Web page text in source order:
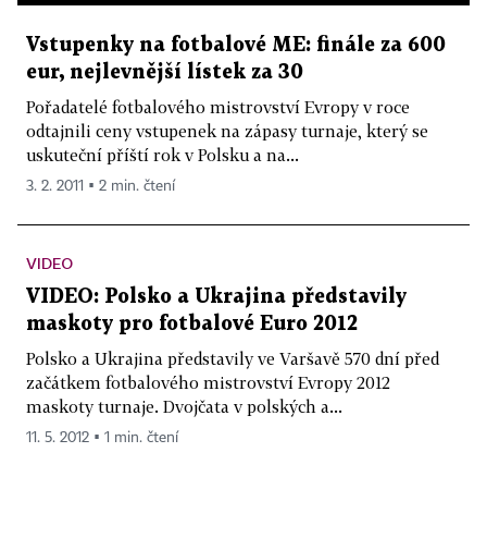
Vstupenky na fotbalové ME: finále za 600
eur, nejlevnější lístek za 30
Pořadatelé fotbalového mistrovství Evropy v roce
odtajnili ceny vstupenek na zápasy turnaje, který se
uskuteční příští rok v Polsku a na...
3. 2. 2011 ▪ 2 min. čtení
VIDEO
VIDEO: Polsko a Ukrajina představily
maskoty pro fotbalové Euro 2012
Polsko a Ukrajina představily ve Varšavě 570 dní před
začátkem fotbalového mistrovství Evropy 2012
maskoty turnaje. Dvojčata v polských a...
11. 5. 2012 ▪ 1 min. čtení